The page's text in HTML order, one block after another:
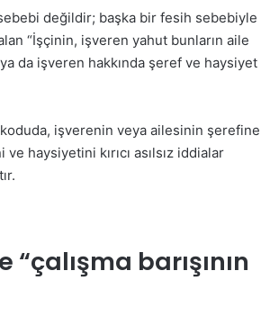
değildir; başka bir fesih sebebiyle
“İşçinin, işveren yahut bunların aile
da işveren hakkında şeref ve haysiyet
işverenin veya ailesinin şerefine
haysiyetini kırıcı asılsız iddialar
barışının